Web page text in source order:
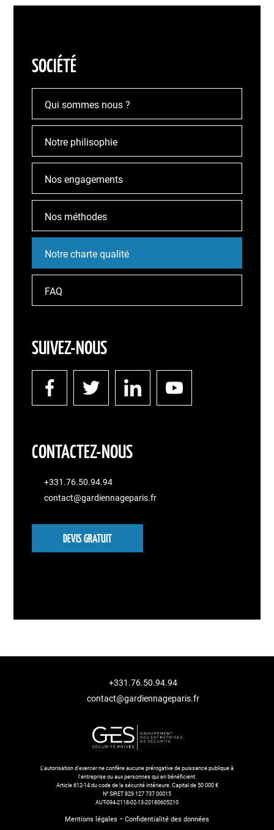
SOCIÉTÉ
Qui sommes nous ?
Notre philisophie
Nos engagements
Nos méthodes
Notre charte qualité
FAQ
SUIVEZ-NOUS
CONTACTEZ-NOUS
+331.76.50.94.94
contact@gardiennageparis.fr
DEVIS GRATUIT
+331.76.50.94.94
contact@gardiennageparis.fr
L'autorisation d'exercer ne confère aucune prérogative de puissance publique à
l'entreprise ou aux personnes qui en bénéficient.
Article 612-14 du code de la sécurité intérieure. Capital de 50 000 €
N° SIRET 829 127 737 00015
AUT-094-2118-02-13-20180605210
Mentions légales - Confidentialité des données